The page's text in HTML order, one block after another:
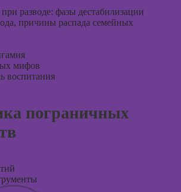
разводе: фазы дестабилизации
причины распада семейных
мифов
воспитания
пограничных